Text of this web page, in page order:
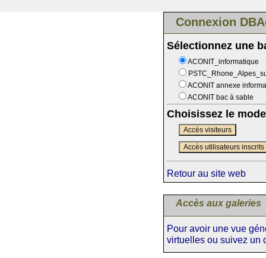
Connexion
Sélectionnez une
ACONIT_informatique
ACONIT annexe
ACONIT bac à sable
Choisissez le
Accès visiteurs
Accès utilisateurs inscrits
Retour au site web
Accès aux galeries
Pour avoir une vue
virtuelles ou suivez un